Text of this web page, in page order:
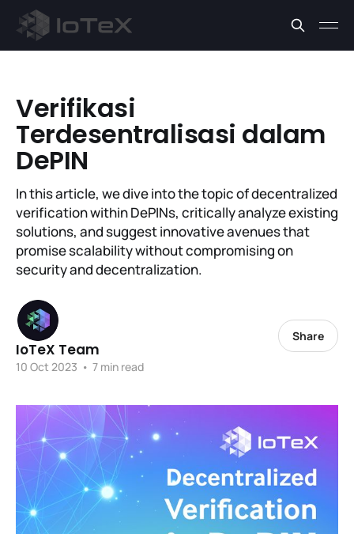
Verifikasi
Terdesentralisasi dalam
DePIN
In this article, we dive into the topic of decentralized
verification within DePINs, critically analyze existing
solutions, and suggest innovative avenues that
promise scalability without compromising on
security and decentralization.
IoTeX Team
10 Oct 2023 • 7 min read
Share